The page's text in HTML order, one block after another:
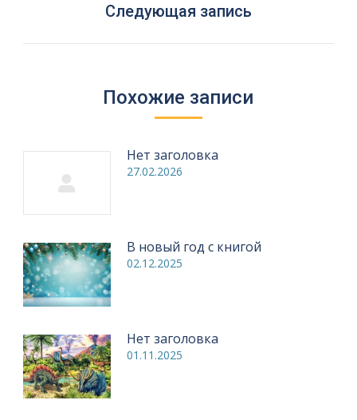
Следующая
Следующая запись
Похожие записи
Нет заголовка
27.02.2026
В новый год с книгой
02.12.2025
Нет заголовка
01.11.2025